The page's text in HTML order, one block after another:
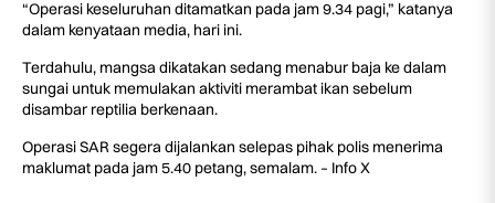
“Operasi keseluruhan ditamatkan pada jam 9.34 pagi,” katanya
dalam kenyataan media, hari ini.
Terdahulu, mangsa dikatakan sedang menabur baja ke dalam
sungai untuk memulakan aktiviti merambat ikan sebelum
disambar reptilia berkenaan.
Operasi SAR segera dijalankan selepas pihak polis menerima
maklumat pada jam 5.40 petang, semalam. – Info X